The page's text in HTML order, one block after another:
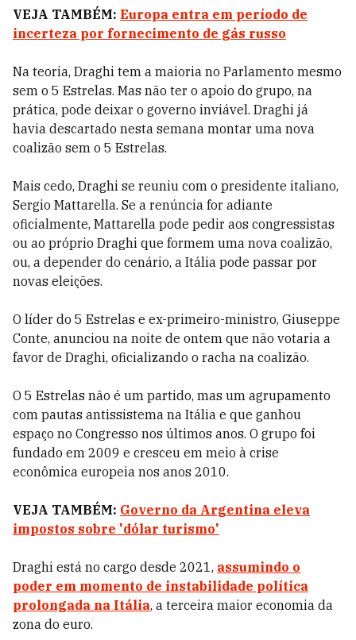
VEJA TAMBÉM: Europa entra em período de
incerteza por fornecimento de gás russo
Na teoria, Draghi tem a maioria no Parlamento mesmo
sem o 5 Estrelas. Mas não ter o apoio do grupo, na
prática, pode deixar o governo inviável. Draghi já
havia descartado nesta semana montar uma nova
coalizão sem o 5 Estrelas.
Mais cedo, Draghi se reuniu com o presidente italiano,
Sergio Mattarella. Se a renúncia for adiante
oficialmente, Mattarella pode pedir aos congressistas
ou ao próprio Draghi que formem uma nova coalizão,
ou, a depender do cenário, a Itália pode passar por
novas eleições.
O líder do 5 Estrelas e ex-primeiro-ministro, Giuseppe
Conte, anunciou na noite de ontem que não votaria a
favor de Draghi, oficializando o racha na coalizão.
O 5 Estrelas não é um partido, mas um agrupamento
com pautas antissistema na Itália e que ganhou
espaço no Congresso nos últimos anos. O grupo foi
fundado em 2009 e cresceu em meio à crise
econômica europeia nos anos 2010.
VEJA TAMBÉM: Governo da Argentina eleva
impostos sobre 'dólar turismo'
Draghi está no cargo desde 2021, assumindo o
poder em momento de instabilidade política
prolongada na Itália, a terceira maior economia da
zona do euro.